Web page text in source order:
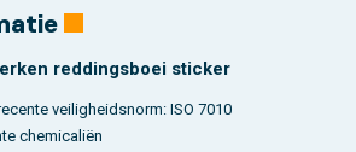
reddingsboei sticker
veiligheidsnorm: ISO 7010
chemicaliën